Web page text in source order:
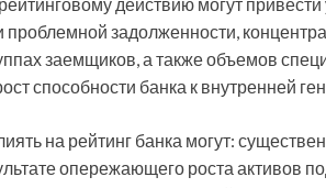
задолженности,
заемщиков, а также объемов
способности банка к внутренней
на рейтинг банка могут:
опережающего роста активов